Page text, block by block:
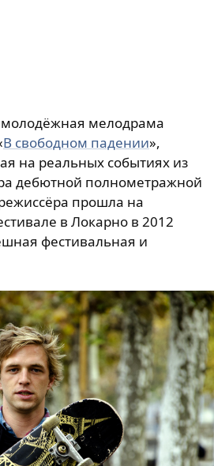
молодёжная мелодрама
В свободном падении»,
на реальных событиях из
дебютной полнометражной
прошла на
в Локарно в 2012
фестивальная и